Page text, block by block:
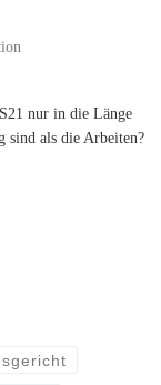
nur in die Länge
sind als die Arbeiten?